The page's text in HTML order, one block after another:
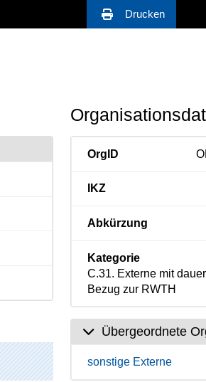
Drucken
OrgID
IKZ
Abkürzung
Kategorie
C.31. Externe mit
Bezug zur RWTH
Übergeordnete
sonstige Externe